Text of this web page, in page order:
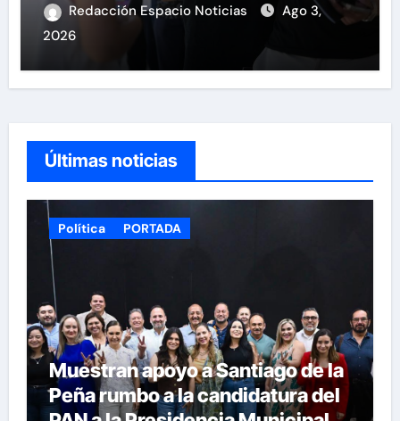
Redacción Espacio Noticias
Ago 3,
2026
Últimas noticias
Política PORTADA
Muestran apoyo a Santiago de la
Peña rumbo a la candidatura del